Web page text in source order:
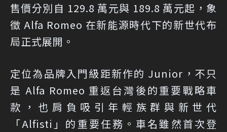
售價分別自 129.8 萬元與 189.8 萬元起，象
徵 Alfa Romeo 在新能源時代下的新世代布
局正式展開。
定位為品牌入門級距新作的 Junior，不只
是 Alfa Romeo 重返台灣後的重要戰略車
款，也肩負吸引年輕族群與新世代
「Alfisti」的重要任務。車名雖然首次登